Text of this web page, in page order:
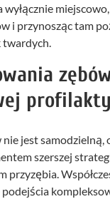
wyłącznie
i przynosząc tam
twardych.
jest samodzielną,
szerszej
przyzębia.